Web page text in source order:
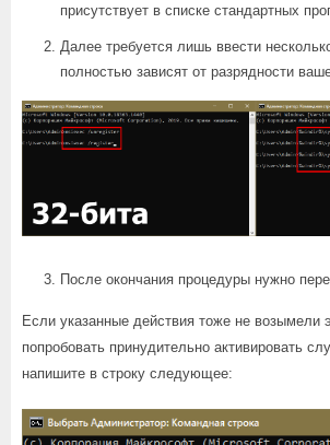
присутствует в списке стандартных
Далее требуется лишь ввести
полностью зависят от разрядности
После окончания процедуры нужно
Если указанные действия тоже не
попробовать принудительно активировать
напишите в строку следующее: